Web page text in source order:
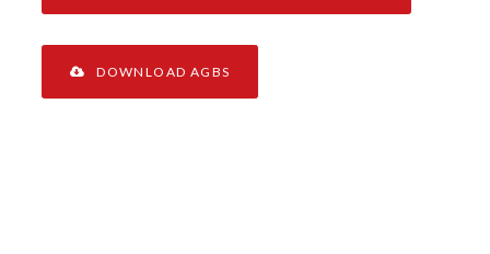
DOWNLOAD AGBS